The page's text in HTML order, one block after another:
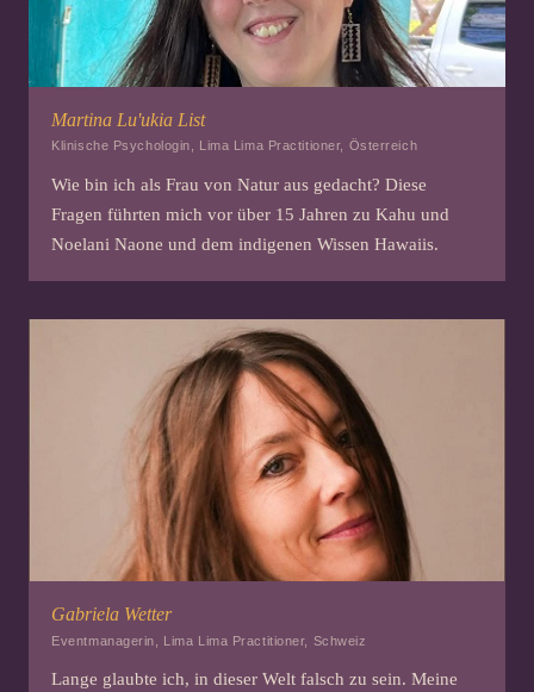
Martina Lu'ukia List
Klinische Psychologin, Lima Lima Practitioner, Österreich
Wie bin ich als Frau von Natur aus gedacht? Diese
Fragen führten mich vor über 15 Jahren zu Kahu und
Noelani Naone und dem indigenen Wissen Hawaiis.
Gabriela Wetter
Eventmanagerin, Lima Lima Practitioner, Schweiz
Lange glaubte ich, in dieser Welt falsch zu sein. Meine